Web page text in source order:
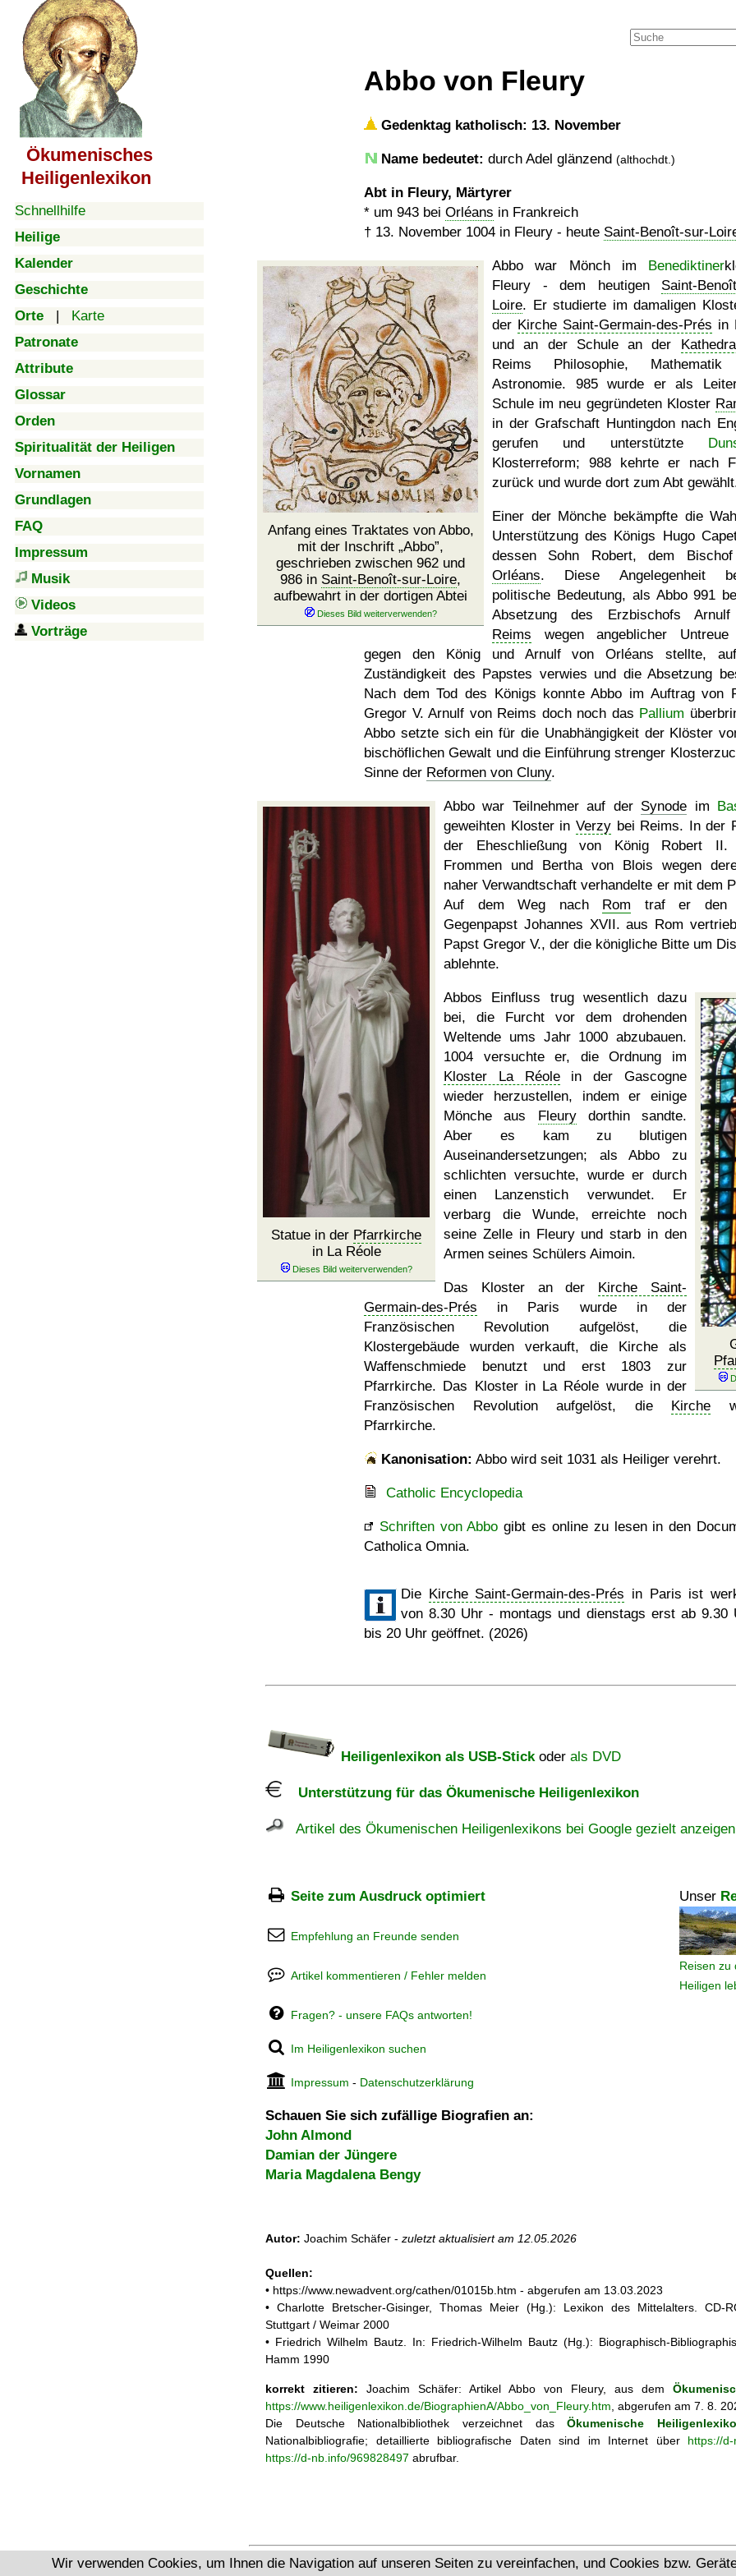
Ökumenisches
Heiligenlexikon
Schnellhilfe
Heilige
Kalender
Geschichte
Orte | Karte
Patronate
Attribute
Glossar
Orden
Spiritualität der Heiligen
Vornamen
Grundlagen
FAQ
Impressum
Musik
Videos
Vorträge
Abbo von Fleury
Gedenktag katholisch: 13. November
Name bedeutet: durch Adel glänzend (althochdt.)
Abt in Fleury, Märtyrer
* um 943 bei Orléans in Frankreich
† 13. November 1004 in Fleury - heute Saint-Benoît-sur-
Anfang eines Traktates von Abbo,
mit der Inschrift Abbo ,
geschrieben zwischen 962 und
986 in Saint-Benoît-sur-Loire,
aufbewahrt in der dortigen Abtei
Abbo war Mönch im Benediktiner
Fleury - dem heutigen Saint-
Loire. Er studierte im damaligen
der Kirche Saint-Germain-des-Prés in
und an der Schule an der
Reims Philosophie,
Astronomie. 985 wurde er als
Schule im neu gegründeten Kloster
in der Grafschaft Huntingdon nach
gerufen und unterstützte
Klosterreform; 988 kehrte er nach
zurück und wurde dort zum Abt
Einer der Mönche bekämpfte die
Unterstützung des Königs Hugo
dessen Sohn Robert, dem
Orléans. Diese Angelegenheit
politische Bedeutung, als Abbo 991
Absetzung des Erzbischofs
Reims wegen angeblicher
gegen den König und Arnulf von Orléans stellte,
Zuständigkeit des Papstes verwies und die Absetzung
Nach dem Tod des Königs konnte Abbo im Auftrag von
Gregor V. Arnulf von Reims doch noch das Pallium
Abbo setzte sich ein für die Unabhängigkeit der Klöster
bischöflichen Gewalt und die Einführung strenger
Sinne der Reformen von Cluny.
Statue in der Pfarrkirche
in La Réole
Abbo war Teilnehmer auf der Synode im
geweihten Kloster in Verzybei Reims. In der
der Eheschließung von König Robert II.
Frommen und Bertha von Blois wegen
naher Verwandtschaft verhandelte er mit dem
Auf dem Weg nach Rom traf er den
Gegenpapst Johannes XVII. aus Rom
Papst Gregor V., der die königliche Bitte um
ablehnte.
Abbos Einfluss trug wesentlich dazu
bei, die Furcht vor dem drohenden
Weltende ums Jahr 1000 abzubauen.
1004 versuchte er, die Ordnung im
Kloster La Réolein der Gascogne
wieder herzustellen, indem er einige
Mönche aus Fleurydorthin sandte.
Aber es kam zu blutigen
Auseinandersetzungen; als Abbo zu
schlichten versuchte, wurde er durch
einen Lanzenstich verwundet. Er
verbarg die Wunde, erreichte noch
seine Zelle in Fleury und starb in den
Armen seines Schülers Aimoin.
Das Kloster an der Kirche Saint-
Germain-des-Prés in Paris wurde in der
Französischen Revolution aufgelöst, die
Klostergebäude wurden verkauft, die Kirche als
Waffenschmiede benutzt und erst 1803 zur
Pfarrkirche. Das Kloster in La Réole wurde in der
Französischen Revolution aufgelöst, die Kirche
Pfarrkirche.
Kanonisation: Abbo wird seit 1031 als Heiliger verehrt.
Catholic Encyclopedia
Schriften von Abbo gibt es online zu lesen in den
Catholica Omnia.
Die Kirche Saint-Germain-des-Prés in Paris ist
von 8.30 Uhr - montags und dienstags erst ab 9.30
bis 20 Uhr geöffnet. (2026)
Heiligenlexikon als USB-Stickoder als DVD
Unterstützung für das Ökumenische Heiligenlexikon
Artikel des Ökumenischen Heiligenlexikons bei Google gezielt anzeigen
Seite zum Ausdruck optimiert Unser
Reisen zu
Heiligen
Empfehlung an Freunde senden
Artikel kommentieren / Fehler melden
Fragen? - unsere FAQs antworten!
Im Heiligenlexikon suchen
Impressum - Datenschutzerklärung
Schauen Sie sich zufällige Biografien an:
John Almond
Damian der Jüngere
Maria Magdalena Bengy
Autor: Joachim Schäfer - zuletzt aktualisiert am 12.05.2026
Quellen:
• https://www.newadvent.org/cathen/01015b.htm - abgerufen am 13.03.2023
• Charlotte Bretscher-Gisinger, Thomas Meier (Hg.): Lexikon des Mittelalters. CD-
Stuttgart / Weimar 2000
• Friedrich Wilhelm Bautz. In: Friedrich-Wilhelm Bautz (Hg.): Biographisch-
Hamm 1990
korrekt zitieren: Joachim Schäfer: Artikel Abbo von Fleury, aus dem
https://www.heiligenlexikon.de/BiographienA/Abbo_von_Fleury.htm , abgerufen am 7. 8.
Die Deutsche Nationalbibliothek verzeichnet dasÖkumenische
Nationalbibliografie; detaillierte bibliografische Daten sind im Internet über https://
https://d-nb.info/969828497 abrufbar.
Ökumenisches Heiligenlexikon
Wir verwenden Cookies, um Ihnen die Navigation auf unseren Seiten zu vereinfachen, und Cookies bzw.